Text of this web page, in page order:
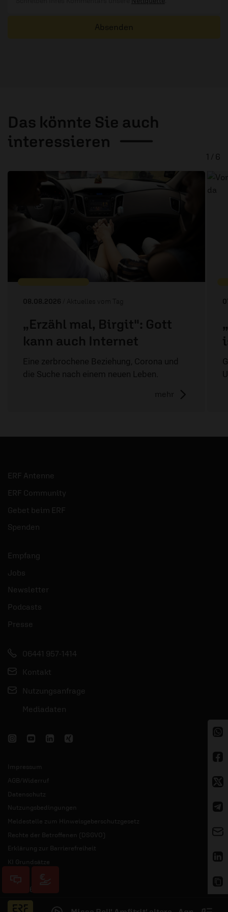
Absenden
Das könnte Sie auch
interessieren
08.08.2026 / Aktuelles vom Tag
„Erzähl mal, Birgit": Gott
kann auch Internet
Eine zerbrochene Beziehung, Corona und
die Suche nach einem neuen Leben.
mehr
1 / 6
ERF Antenne
ERF Community
Gebet beim ERF
Spenden
Empfang
Jobs
Newsletter
Podcasts
Presse
06441 957-1414
Kontakt
Nutzungsanfrage
Mediadaten
Impressum
AGB/Widerruf
Datenschutz
Nutzungsbedingungen
Meldestelle zum Hinweisgeberschutzgesetz
Rechte der Betroffenen (DSGVO)
Erklärung zur Barrierefreiheit
KI Grundsätze
© 2026 ERF